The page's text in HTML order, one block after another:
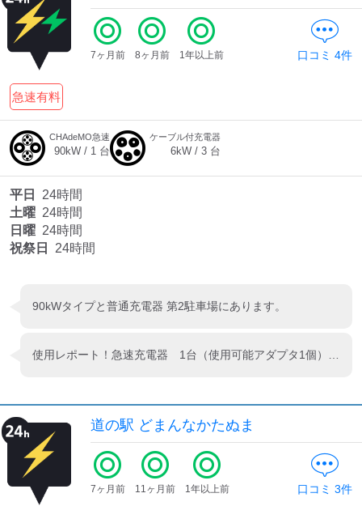
急速有料
7ヶ月前 8ヶ月前 1年以上前 口コミ 4件
CHAdeMO急速
90kW / 1 台
ケーブル付充電器
6kW / 3 台
平日
24時間
土曜 24時間
日曜 24時間
祝祭日
24時間
90kWタイプと普通充電器 第2駐車場にあります。
使用レポート！急速充電器 1台（使用可能アダプタ1個）普通充電器 1台あります。道の駅の建物裏手の第二駐車場にあります。分かりづらいです。
道の駅 どまんなかたぬま
7ヶ月前 11ヶ月前 1年以上前 口コミ 3件